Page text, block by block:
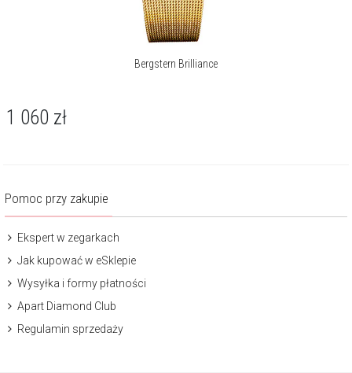
Bergstern Brilliance
1 060 zł
Pomoc przy zakupie
Ekspert w zegarkach
Jak kupować w eSklepie
Wysyłka i formy płatności
Apart Diamond Club
Regulamin sprzedaży